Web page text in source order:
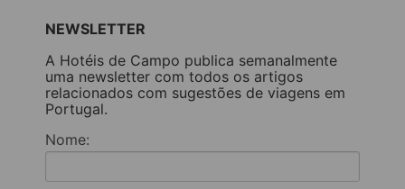
NEWSLETTER
A Hotéis de Campo publica semanalmente
uma newsletter com todos os artigos
relacionados com sugestões de viagens em
Portugal.
Nome: